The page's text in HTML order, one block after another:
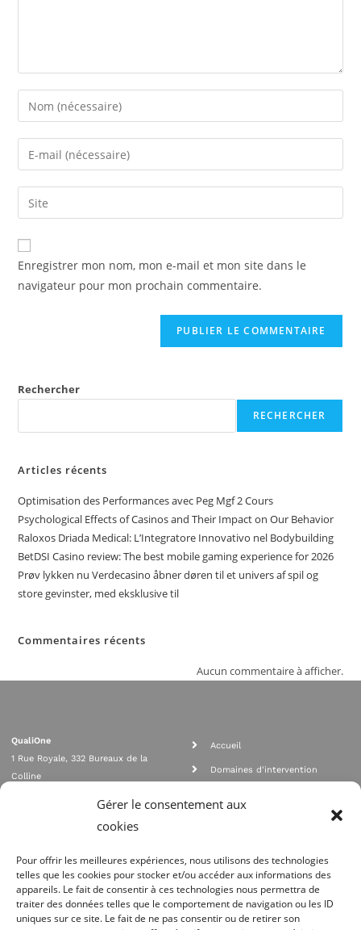
Gérer le consentement aux
cookies
Pour offrir les meilleures expériences, nous utilisons des technologies
telles que les cookies pour stocker et/ou accéder aux informations des
appareils. Le fait de consentir à ces technologies nous permettra de
traiter des données telles que le comportement de navigation ou les ID
uniques sur ce site. Le fait de ne pas consentir ou de retirer son
Enregistrer mon nom, mon e-mail et mon site dans le
navigateur pour mon prochain commentaire.
Rechercher
RECHERCHER
Articles récents
Optimisation des Performances avec Peg Mgf 2 Cours
Psychological Effects of Casinos and Their Impact on Our Behavior
Raloxos Driada Medical: L’Integratore Innovativo nel Bodybuilding
BetDSI Casino review: The best mobile gaming experience for 2026
Prøv lykken nu Verdecasino åbner døren til et univers af spil og
store gevinster, med eksklusive til
Commentaires récents
Aucun commentaire à afficher.
QualiOne
1 Rue Royale, 332 Bureaux de la
Colline
contact@qualione.com
Accueil
Domaines d'intervention